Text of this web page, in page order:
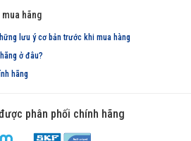
hãng
lưu ý cơ bản trước khi mua hàng
ở đâu?
hãng
phân phối chính hãng